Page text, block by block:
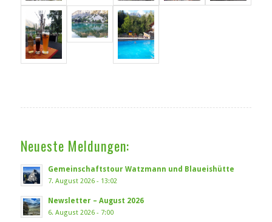
Neueste Meldungen:
Gemeinschaftstour Watzmann und Blaueishütte
7. August 2026 - 13:02
Newsletter – August 2026
6. August 2026 - 7:00